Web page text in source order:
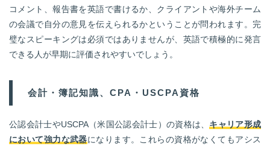
コメント、報告書を英語で書けるか、クライアントや海外チーム
の会議で自分の意見を伝えられるかということが問われます。完
璧なスピーキングは必須ではありませんが、英語で積極的に発言
できる人が早期に評価されやすいでしょう。
会計・簿記知識、CPA・USCPA資格
公認会計士やUSCPA（米国公認会計士）の資格は、キャリア形成
において強力な武器になります。これらの資格がなくてもアシス